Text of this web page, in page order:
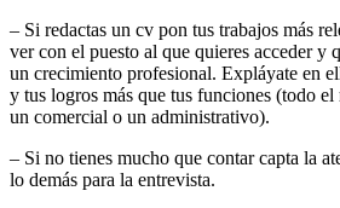
– Si redactas un cv pon tus trabajos más
ver con el puesto al que quieres acceder y
un crecimiento profesional. Expláyate en
y tus logros más que tus funciones (todo el
un comercial o un administrativo).
– Si no tienes mucho que contar capta la
lo demás para la entrevista.